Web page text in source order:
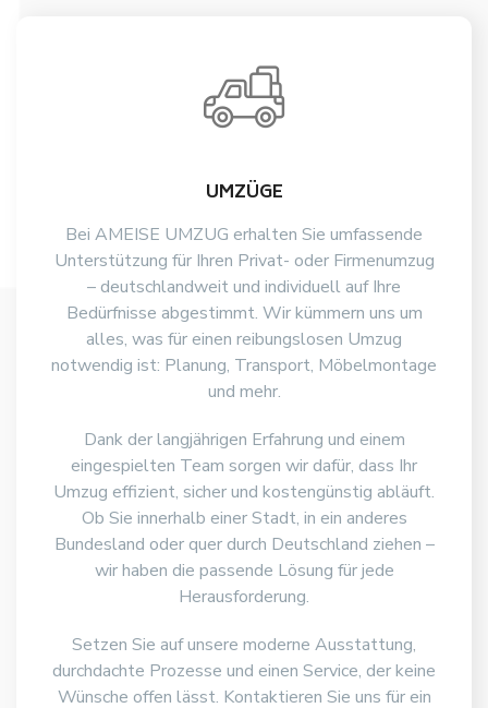
UMZÜGE
Bei AMEISE UMZUG erhalten Sie umfassende
Unterstützung für Ihren Privat- oder Firmenumzug
– deutschlandweit und individuell auf Ihre
Bedürfnisse abgestimmt. Wir kümmern uns um
alles, was für einen reibungslosen Umzug
notwendig ist: Planung, Transport, Möbelmontage
und mehr.
Dank der langjährigen Erfahrung und einem
eingespielten Team sorgen wir dafür, dass Ihr
Umzug effizient, sicher und kostengünstig abläuft.
Ob Sie innerhalb einer Stadt, in ein anderes
Bundesland oder quer durch Deutschland ziehen –
wir haben die passende Lösung für jede
Herausforderung.
Setzen Sie auf unsere moderne Ausstattung,
durchdachte Prozesse und einen Service, der keine
Wünsche offen lässt. Kontaktieren Sie uns für ein